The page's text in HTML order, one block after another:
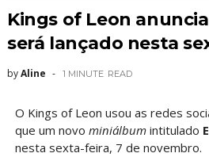
Kings of Leon
será lançado nesta
byAline 1 MINUTE READ
O Kings of Leon usou as redes
que um novo miniálbumintitulado
nesta sexta-feira, 7 de novembro.